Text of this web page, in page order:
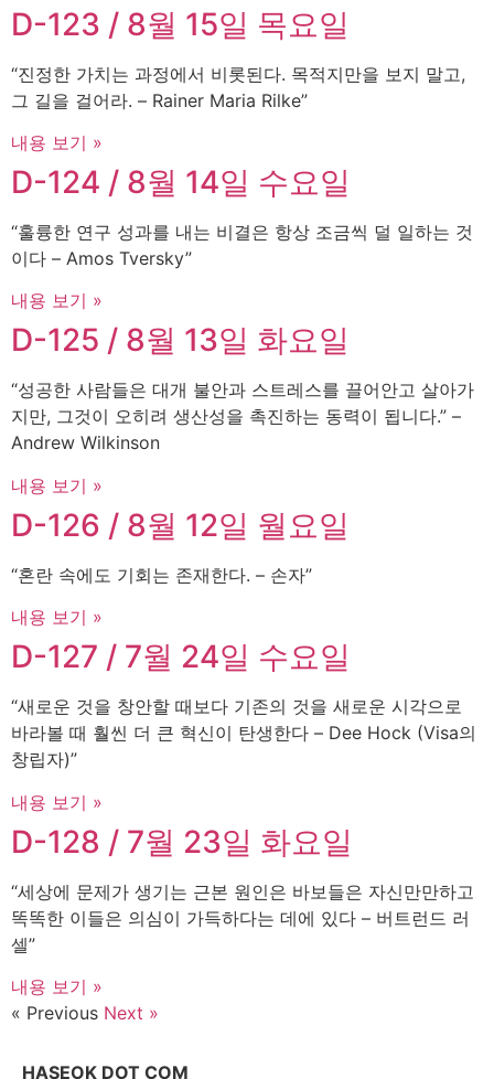
D-123 / 8월 15일 목요일
“진정한 가치는 과정에서 비롯된다. 목적지만을 보지 말고,
그 길을 걸어라. – Rainer Maria Rilke”
내용 보기 »
D-124 / 8월 14일 수요일
“훌륭한 연구 성과를 내는 비결은 항상 조금씩 덜 일하는 것
이다 – Amos Tversky”
내용 보기 »
D-125 / 8월 13일 화요일
“성공한 사람들은 대개 불안과 스트레스를 끌어안고 살아가
지만, 그것이 오히려 생산성을 촉진하는 동력이 됩니다.” –
Andrew Wilkinson
내용 보기 »
D-126 / 8월 12일 월요일
“혼란 속에도 기회는 존재한다. – 손자”
내용 보기 »
D-127 / 7월 24일 수요일
“새로운 것을 창안할 때보다 기존의 것을 새로운 시각으로
바라볼 때 훨씬 더 큰 혁신이 탄생한다 – Dee Hock (Visa의
창립자)”
내용 보기 »
D-128 / 7월 23일 화요일
“세상에 문제가 생기는 근본 원인은 바보들은 자신만만하고
똑똑한 이들은 의심이 가득하다는 데에 있다 – 버트런드 러
셀”
내용 보기 »
« Previous Next »
HASEOK DOT COM